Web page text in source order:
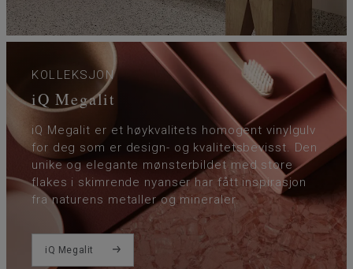
KOLLEKSJON
iQ Megalit
iQ Megalit er et høykvalitets homogent vinylgulv
for deg som er design- og kvalitetsbevisst. Den
unike og elegante mønsterbildet med store
flakes i skimrende nyanser har fått inspirasjon
fra naturens metaller og mineraler.
iQ Megalit